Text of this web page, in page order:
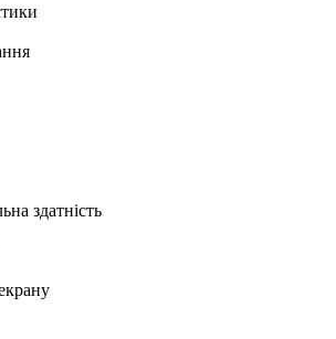
здатність